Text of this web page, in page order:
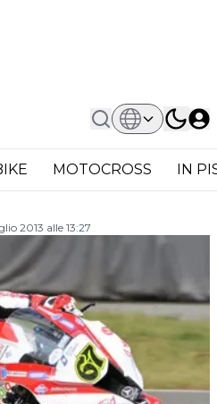
MOTOCROSS IN
Prove 2: Shane Byrne
Prove 2:
al comando
2013 alle 13:27